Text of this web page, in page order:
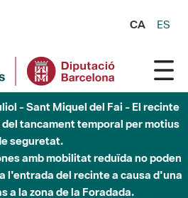
CA ES
de 2026 - Parc Fluvial Besòs -
Parc Fluvial del Besòs degut a
d'una passera sobre el riu
dels Parcs